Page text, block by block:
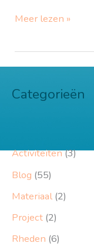
Schetsen
hahaha.
Meer lezen »
Categorieën
Activiteiten(3)
Blog (55)
Materiaal (2)
Project (2)
Rheden (6)